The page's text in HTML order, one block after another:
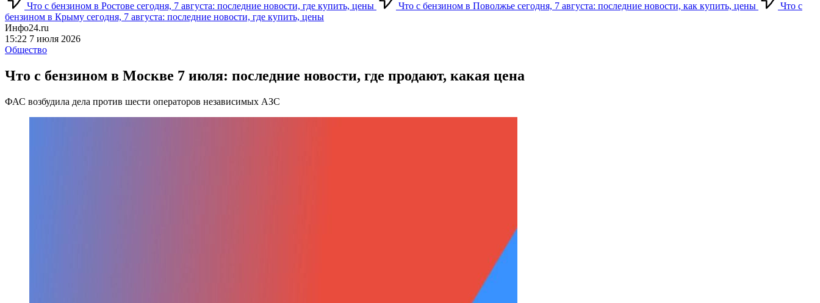
Что с бензином в Ростове сегодня, 7 августа: последние новости, где купить, цены Что с бензином в Поволжье сегодня, 7 августа: последние новости, как купить, цены
Что с
бензином в Крыму сегодня, 7 августа: последние новости, где купить, цены
Инфо24.ru
15:22 7 июля 2026
Общество
Что с бензином в Москве 7 июля: последние новости, где продают, какая цена
ФАС возбудила дела против шести операторов независимых АЗС